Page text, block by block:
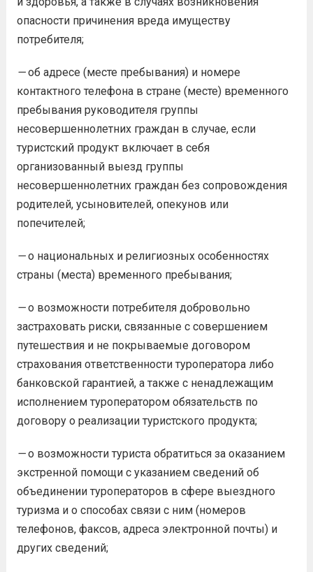
опасности причинения вреда имуществу
потребителя;
—об адресе (месте пребывания) и номере
контактного телефона в стране (месте) временного
пребывания руководителя группы
несовершеннолетних граждан в случае, если
туристский продукт включает в себя
организованный выезд группы
несовершеннолетних граждан без сопровождения
родителей, усыновителей, опекунов или
попечителей;
—о национальных и религиозных особенностях
страны (места) временного пребывания;
—о возможности потребителя добровольно
застраховать риски, связанные с совершением
путешествия и не покрываемые договором
страхования ответственности туроператора либо
банковской гарантией, а также с ненадлежащим
исполнением туроператором обязательств по
договору о реализации туристского продукта;
—о возможности туриста обратиться за оказанием
экстренной помощи с указанием сведений об
объединении туроператоров в сфере выездного
туризма и о способах связи с ним (номеров
телефонов, факсов, адреса электронной почты) и
других сведений;